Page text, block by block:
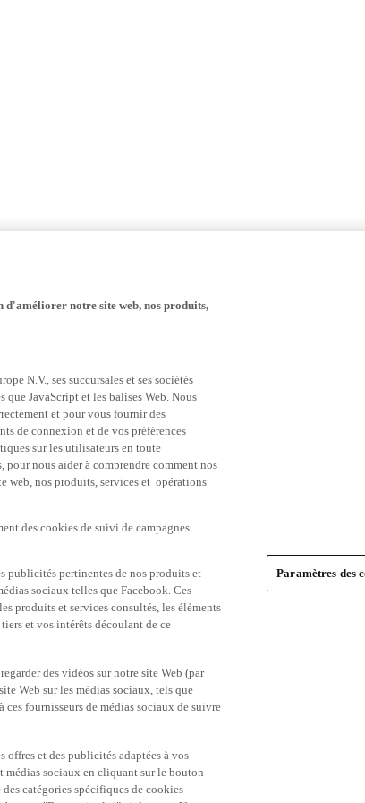
d'améliorer notre site web, nos produits,
N.V., ses succursales et ses sociétés
JavaScript et les balises Web. Nous
et pour vous fournir des
de connexion et de vos préférences
sur les utilisateurs en toute
nous aider à comprendre comment nos
web, nos produits, services et opérations
des cookies de suivi de campagnes
publicités pertinentes de nos produits et
sociaux telles que Facebook. Ces
produits et services consultés, les éléments
et vos intérêts découlant de ce
des vidéos sur notre site Web (par
Web sur les médias sociaux, tels que
fournisseurs de médias sociaux de suivre
et des publicités adaptées à vos
médias sociaux en cliquant sur le bouton
catégories spécifiques de cookies
Paramètres des